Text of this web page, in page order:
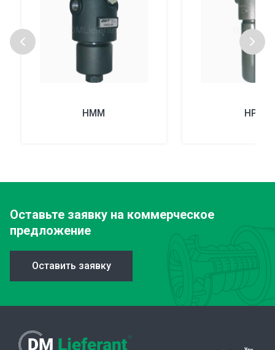
HMM HPM
Оставьте заявку на коммерческое
предложение
Оставить заявку